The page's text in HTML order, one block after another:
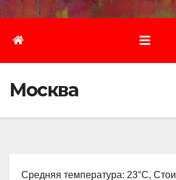
Москва
Средняя температура: 23°C,